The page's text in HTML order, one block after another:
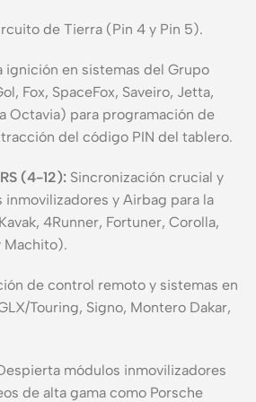
de Tierra (Pin 4 y Pin 5).
ignición en sistemas del Grupo
Fox, SpaceFox, Saveiro, Jetta,
Octavia) para programación de
del código PIN del tablero.
(4-12): Sincronización crucial y
y Airbag para la
4Runner, Fortuner, Corolla,
Machito).
de control remoto y sistemas en
Touring, Signo, Montero Dakar,
módulos inmovilizadores
de alta gama como Porsche